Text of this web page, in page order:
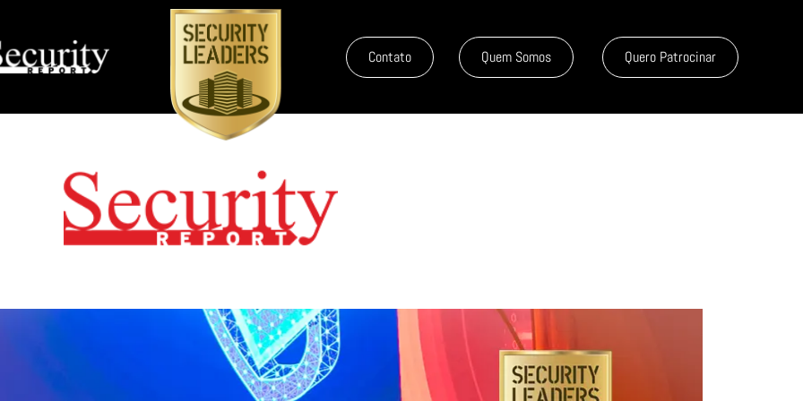
Contato Quem Somos Quero Patrocinar